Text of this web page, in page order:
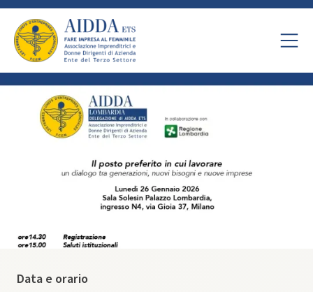
Data e orario